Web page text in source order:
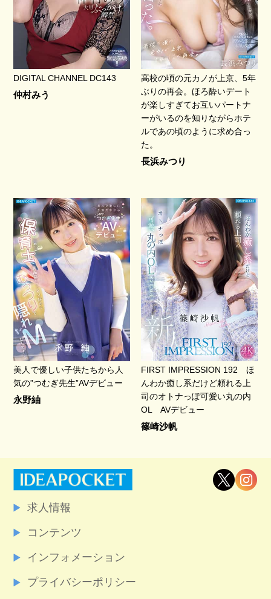
DIGITAL CHANNEL DC143
仲村みう
高校の頃の元カノが上京、5年
ぶりの再会。ほろ酔いデート
が楽しすぎてお互いパートナ
ーがいるのを知りながらホテ
ルであの頃のように求め合っ
た。
長浜みつり
美人で優しい子供たちから人
気の”つむぎ先生”AVデビュー
永野紬
FIRST IMPRESSION 192 ほ
んわか癒し系だけど頼れる上
司のオトナっぽ可愛い丸の内
OL AVデビュー
篠崎沙帆
求人情報
コンテンツ
インフォメーション
プライバシーポリシー